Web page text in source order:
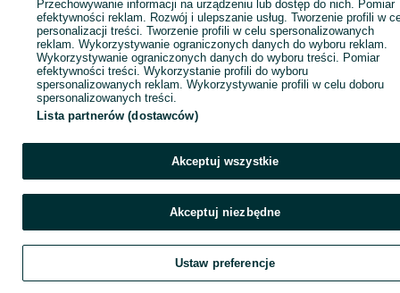
Przechowywanie informacji na urządzeniu lub dostęp do nich. Pomiar
efektywności reklam. Rozwój i ulepszanie usług. Tworzenie profili w
personalizacji treści. Tworzenie profili w celu spersonalizowanych
reklam. Wykorzystywanie ograniczonych danych do wyboru reklam.
Wykorzystywanie ograniczonych danych do wyboru treści. Pomiar
efektywności treści. Wykorzystanie profili do wyboru
spersonalizowanych reklam. Wykorzystywanie profili w celu doboru
spersonalizowanych treści.
Lista partnerów (dostawców)
Akceptuj wszystkie
Akceptuj niezbędne
Ustaw preferencje